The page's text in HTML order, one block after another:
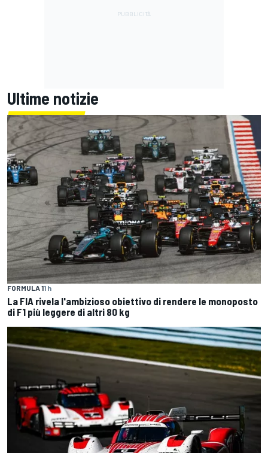
Ultime notizie
FORMULA 11 h
La FIA rivela l'ambizioso obiettivo di rendere le monoposto
di F1 più leggere di altri 80 kg